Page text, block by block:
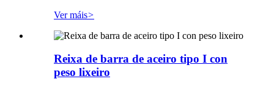
Ver máis>
Reixa de barra de aceiro tipo I con
peso lixeiro